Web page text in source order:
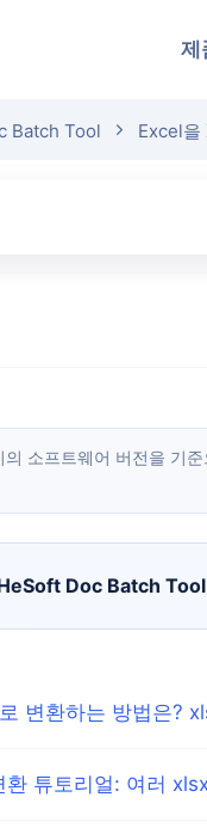
제
Batch Tool Excel을
Doc Batch Tool
변환하는 방법은?
튜토리얼: 여러